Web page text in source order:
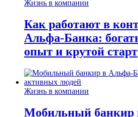
Жизнь в компании
Как работают в
Альфа-Банка:
опыт и крутой старт
Жизнь в компании
Мобильный банкир